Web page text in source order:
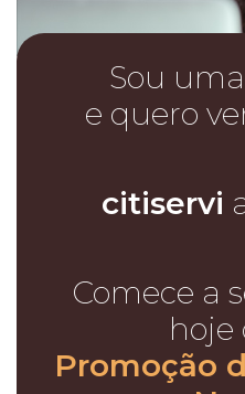
Sou
e quero
citiservi
Comece a
hoje
Promoção